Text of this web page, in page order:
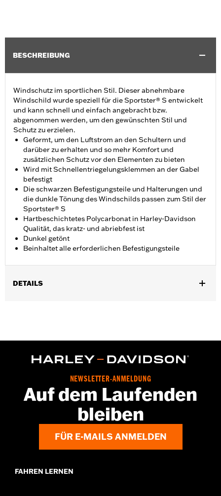
BESCHREIBUNG
Windschutz im sportlichen Stil. Dieser abnehmbare
Windschild wurde speziell für die Sportster® S entwickelt
und kann schnell und einfach angebracht bzw.
abgenommen werden, um den gewünschten Stil und
Schutz zu erzielen.
Geformt, um den Luftstrom an den Schultern und
darüber zu erhalten und so mehr Komfort und
zusätzlichen Schutz vor den Elementen zu bieten
Wird mit Schnellentriegelungsklemmen an der Gabel
befestigt
Die schwarzen Befestigungsteile und Halterungen und
die dunkle Tönung des Windschilds passen zum Stil der
Sportster® S
Hartbeschichtetes Polycarbonat in Harley-Davidson
Qualität, das kratz- und abriebfest ist
Dunkel getönt
Beinhaltet alle erforderlichen Befestigungsteile
DETAILS
In Einheiten erhältlich:Jeweils
15.78 Inches
Vollständiger Windschild mit allen
Befestigungsteilen
Gesamthöhe des Windschildes:15.66
NEWSLETTER-ANMELDUNG
Auf dem Laufenden
bleiben
FÜR E-MAILS ANMELDEN
FAHREN LERNEN